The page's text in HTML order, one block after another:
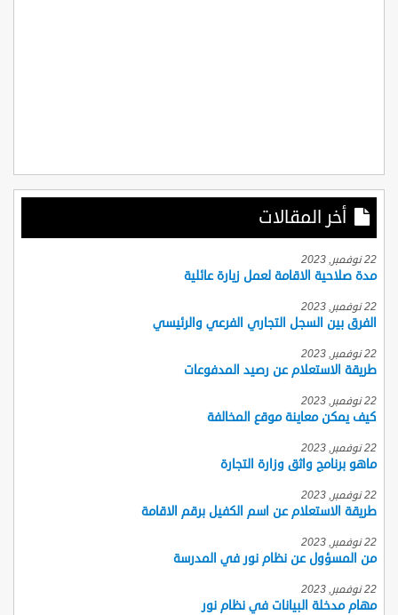
أخر المقالات
22 نوفمبر, 2023
مدة صلاحية الاقامة لعمل زيارة عائلية
22 نوفمبر, 2023
الفرق بين السجل التجاري الفرعي والرئيسي
22 نوفمبر, 2023
طريقة الاستعلام عن رصيد المدفوعات
22 نوفمبر, 2023
كيف يمكن معاينة موقع المخالفة
22 نوفمبر, 2023
ماهو برنامج واثق وزارة التجارة
22 نوفمبر, 2023
طريقة الاستعلام عن اسم الكفيل برقم الاقامة
22 نوفمبر, 2023
من المسؤول عن نظام نور في المدرسة
22 نوفمبر, 2023
مهام مدخلة البيانات في نظام نور